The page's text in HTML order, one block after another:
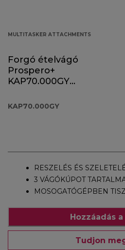
MULTITASKER ATTACHMENTS
Forgó ételvágó
Prospero+
KAP70.000GY
KAP70.000GY
RESZELÉS ÉS
3 VÁGÓKÚPOT
MOSOGATÓGÉPBEN
Hozzáadás
Tudjon